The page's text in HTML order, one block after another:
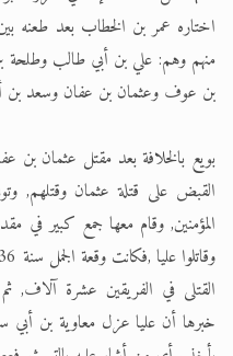
اختاره عمر بن الخطاب بعد طعنه
منهم وهم: علي بن أبي طالب وطلحة بن
بن عوف وعثمان بن عفان وسعد
القبض على قتلة عثمان وقتلهم,
المؤمنين, وقام معها جمع كبير في
خبرها أن عليا عزل معاوية بن أبي